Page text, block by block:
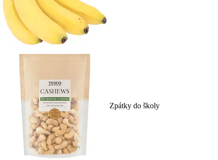
Zpátky do školy